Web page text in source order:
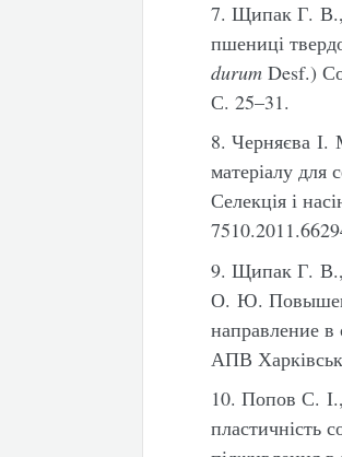
7. Щипак Г.
пшениці
durum Desf.)
С. 25–31.
8. Черняєва
матеріалу для
Селекція і
9. Щипак Г.
О. Ю.
направление
АПВ
10. Попов С.
пластичність